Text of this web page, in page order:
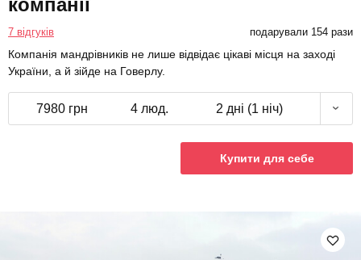
7 відгуків подарували 154 рази
Компанія мандрівників не лише відвідає цікаві місця на заході
України, а й зійде на Говерлу.
7980 грн 4 люд. 2 дні (1 ніч)
Купити для себе